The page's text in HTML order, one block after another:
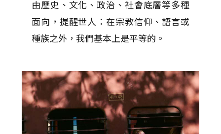
由歷史、文化、政治、社會底層等多種
面向，提醒世人：在宗教信仰、語言或
種族之外，我們基本上是平等的。